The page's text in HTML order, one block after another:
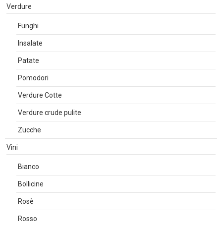
Verdure
Funghi
Insalate
Patate
Pomodori
Verdure Cotte
Verdure crude pulite
Zucche
Vini
Bianco
Bollicine
Rosè
Rosso